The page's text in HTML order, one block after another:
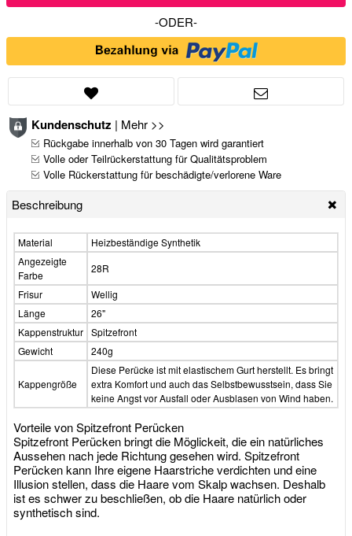
-ODER-
Kundenschutz | Mehr >>
Rückgabe innerhalb von 30 Tagen wird garantiert
Volle oder Teilrückerstattung für Qualitätsproblem
Volle Rückerstattung für beschädigte/verlorene Ware
Beschreibung
Material
Heizbeständige Synthetik
Angezeigte
Farbe
28R
Frisur
Wellig
Länge
26"
Kappenstruktur Spitzefront
Gewicht
240g
Kappengröße
Diese Perücke ist mit elastischem Gurt herstellt. Es bringt
extra Komfort und auch das Selbstbewusstsein, dass Sie
keine Angst vor Ausfall oder Ausblasen von Wind haben.
Vorteile von Spitzefront Perücken
Spitzefront Perücken bringt die Möglickeit, die ein natürliches
Aussehen nach jede Richtung gesehen wird. Spitzefront
Perücken kann Ihre eigene Haarstriche verdichten und eine
Illusion stellen, dass die Haare vom Skalp wachsen. Deshalb
ist es schwer zu beschließen, ob die Haare natürlich oder
synthetisch sind.